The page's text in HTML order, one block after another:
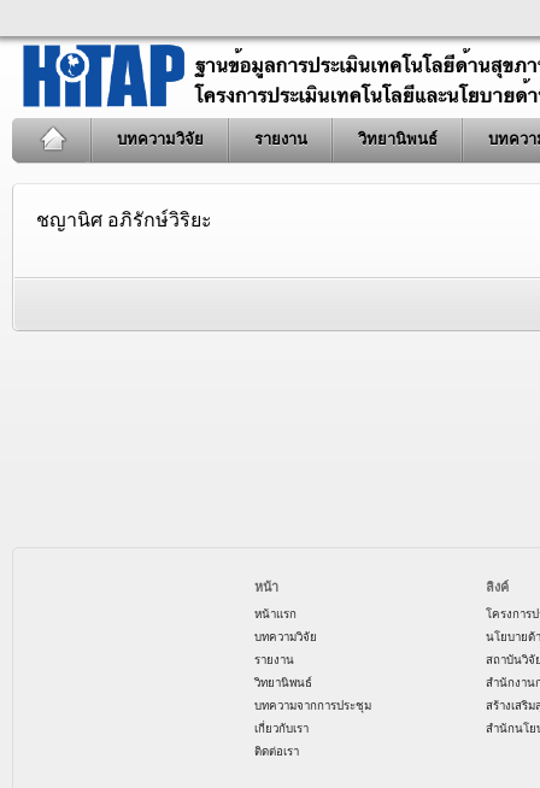
บทความวิจัย รายงาน วิทยานิพนธ์ บทควา
ชญานิศ อภิรักษ์วิริยะ
หน้า
หน้าแรก
บทความวิจัย
รายงาน
วิทยานิพนธ์
บทความจากการประชุม
เกี่ยวกับเรา
ติดต่อเรา
ลิงค์
โครงการ
นโยบายด้
สถาบันวิจั
สำนักงาน
สร้างเสริ
สำนักนโย